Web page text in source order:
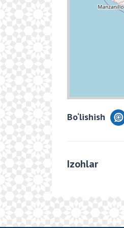
Bo‘lishish
Izohlar